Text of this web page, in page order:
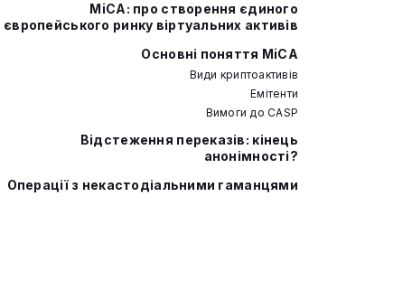
MiCA: про створення єдиного
європейського ринку віртуальних активів
Основні поняття MiCA
Види криптоактивів
Емітенти
Вимоги до CASP
Відстеження переказів: кінець
анонімності?
Операції з некастодіальними гаманцями